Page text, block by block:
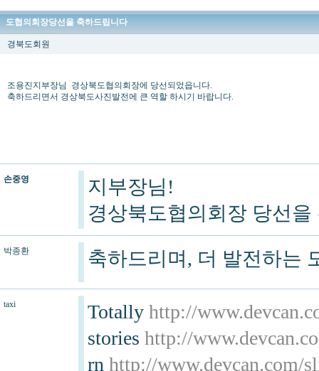
도협의회장당선을 축하드립니다
경북도회원
조용진지부장님 경상북도협의회장에 당선되었읍니다.
축하드리면서 경상북도사진발전에 큰 역할 하시기 바랍니다.
손중영
지부장님!
경상북도협의회장 당선
박종환 축하드리며, 더 발전하는
taxi Totally http://
stories http://
rn http://www.devcan.com/